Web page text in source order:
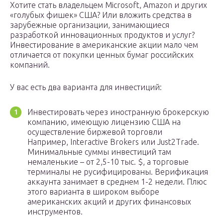
Хотите стать владельцем Microsoft, Amazon и других
«голубых фишек» США? Или вложить средства в
зарубежные организации, занимающиеся
разработкой инновационных продуктов и услуг?
Инвестирование в американские акции мало чем
отличается от покупки ценных бумаг российских
компаний.
У вас есть два варианта для инвестиций:
Инвестировать через иностранную брокерскую
компанию, имеющую лицензию США на
осуществление биржевой торговли
Например, Interactive Brokers или Just2Trade.
Минимальные суммы инвестиций там
немаленькие – от 2,5-10 тыс. $, а торговые
терминалы не русифицированы. Верификация
аккаунта занимает в среднем 1-2 недели. Плюс
этого варианта в широком выборе
американских акций и других финансовых
инструментов.